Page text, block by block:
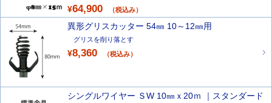
¥64,900 （税込み）
異形グリスカッター 54㎜ 10～12㎜用
グリスを削り落とす
¥8,360 （税込み）
シングルワイヤー ＳW 10㎜ｘ20ｍ ｜スタンダード